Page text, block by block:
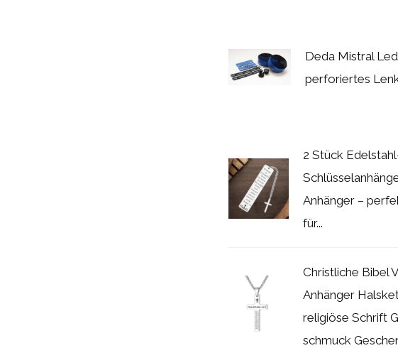
Deda Mistral
perforiertes
2 Stück
Anhänger –
für...
Christliche Bibel
Anhänger
religiöse Schrift
schmuck